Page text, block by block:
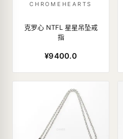
CHROMEHEARTS
克罗心 NTFL 星星吊坠戒
指
¥9400.0